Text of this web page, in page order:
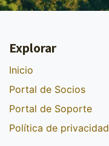
Explorar
Inicio
Portal de Socios
Portal de Soporte
Política de privacidad